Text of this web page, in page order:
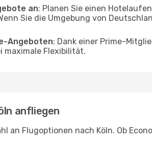
an: Planen Sie einen
Sie die Umgebung von
Angeboten: Dank einer Prime-
maximale Flexibilität.
anfliegen
Flugoptionen nach Köln. Ob